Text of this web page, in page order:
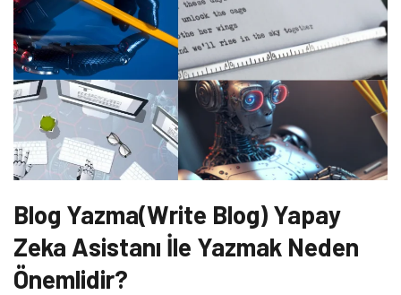
Blog Yazma(Write Blog) Yapay
Zeka Asistanı İle Yazmak Neden
Önemlidir?